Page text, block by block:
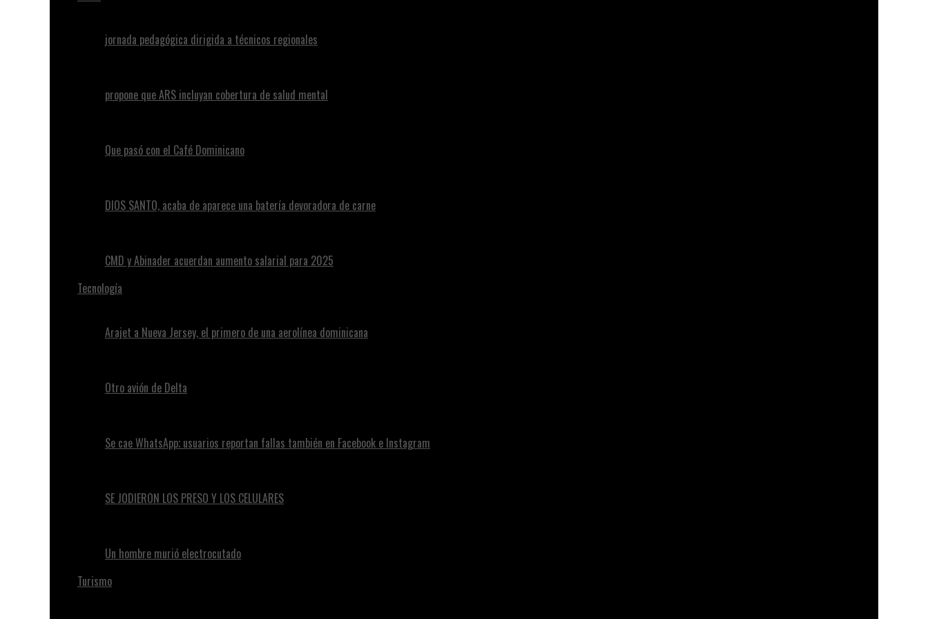
jornada pedagógica dirigida a técnicos regionales
propone que ARS incluyan cobertura de salud mental
Que pasó con el Café Dominicano
DIOS SANTO, acaba de aparece una batería devoradora de carne
CMD y Abinader acuerdan aumento salarial para 2025
Tecnología
Arajet a Nueva Jersey, el primero de una aerolínea dominicana
Otro avión de Delta
Se cae WhatsApp; usuarios reportan fallas también en Facebook e Instagram
SE JODIERON LOS PRESO Y LOS CELULARES
Un hombre murió electrocutado
Turismo